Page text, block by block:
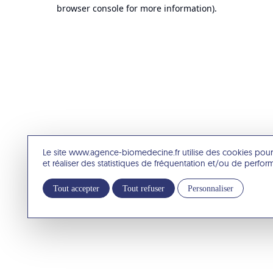
Le site www.agence-biomedecine.fr utilise des cookies
et réaliser des statistiques de fréquentation et/ou de
Tout accepter Tout refuser Personnaliser
browser console for more information).